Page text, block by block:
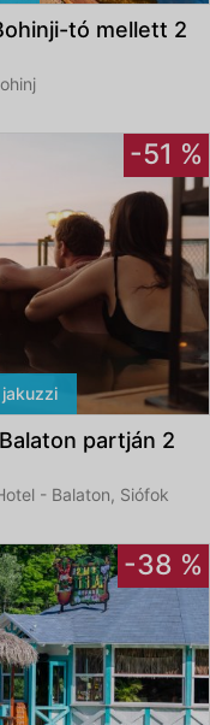
tó mellett 2
-51 %
partján 2
- Balaton, Siófok
-38 %